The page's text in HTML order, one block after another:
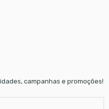
campanhas e promoções!